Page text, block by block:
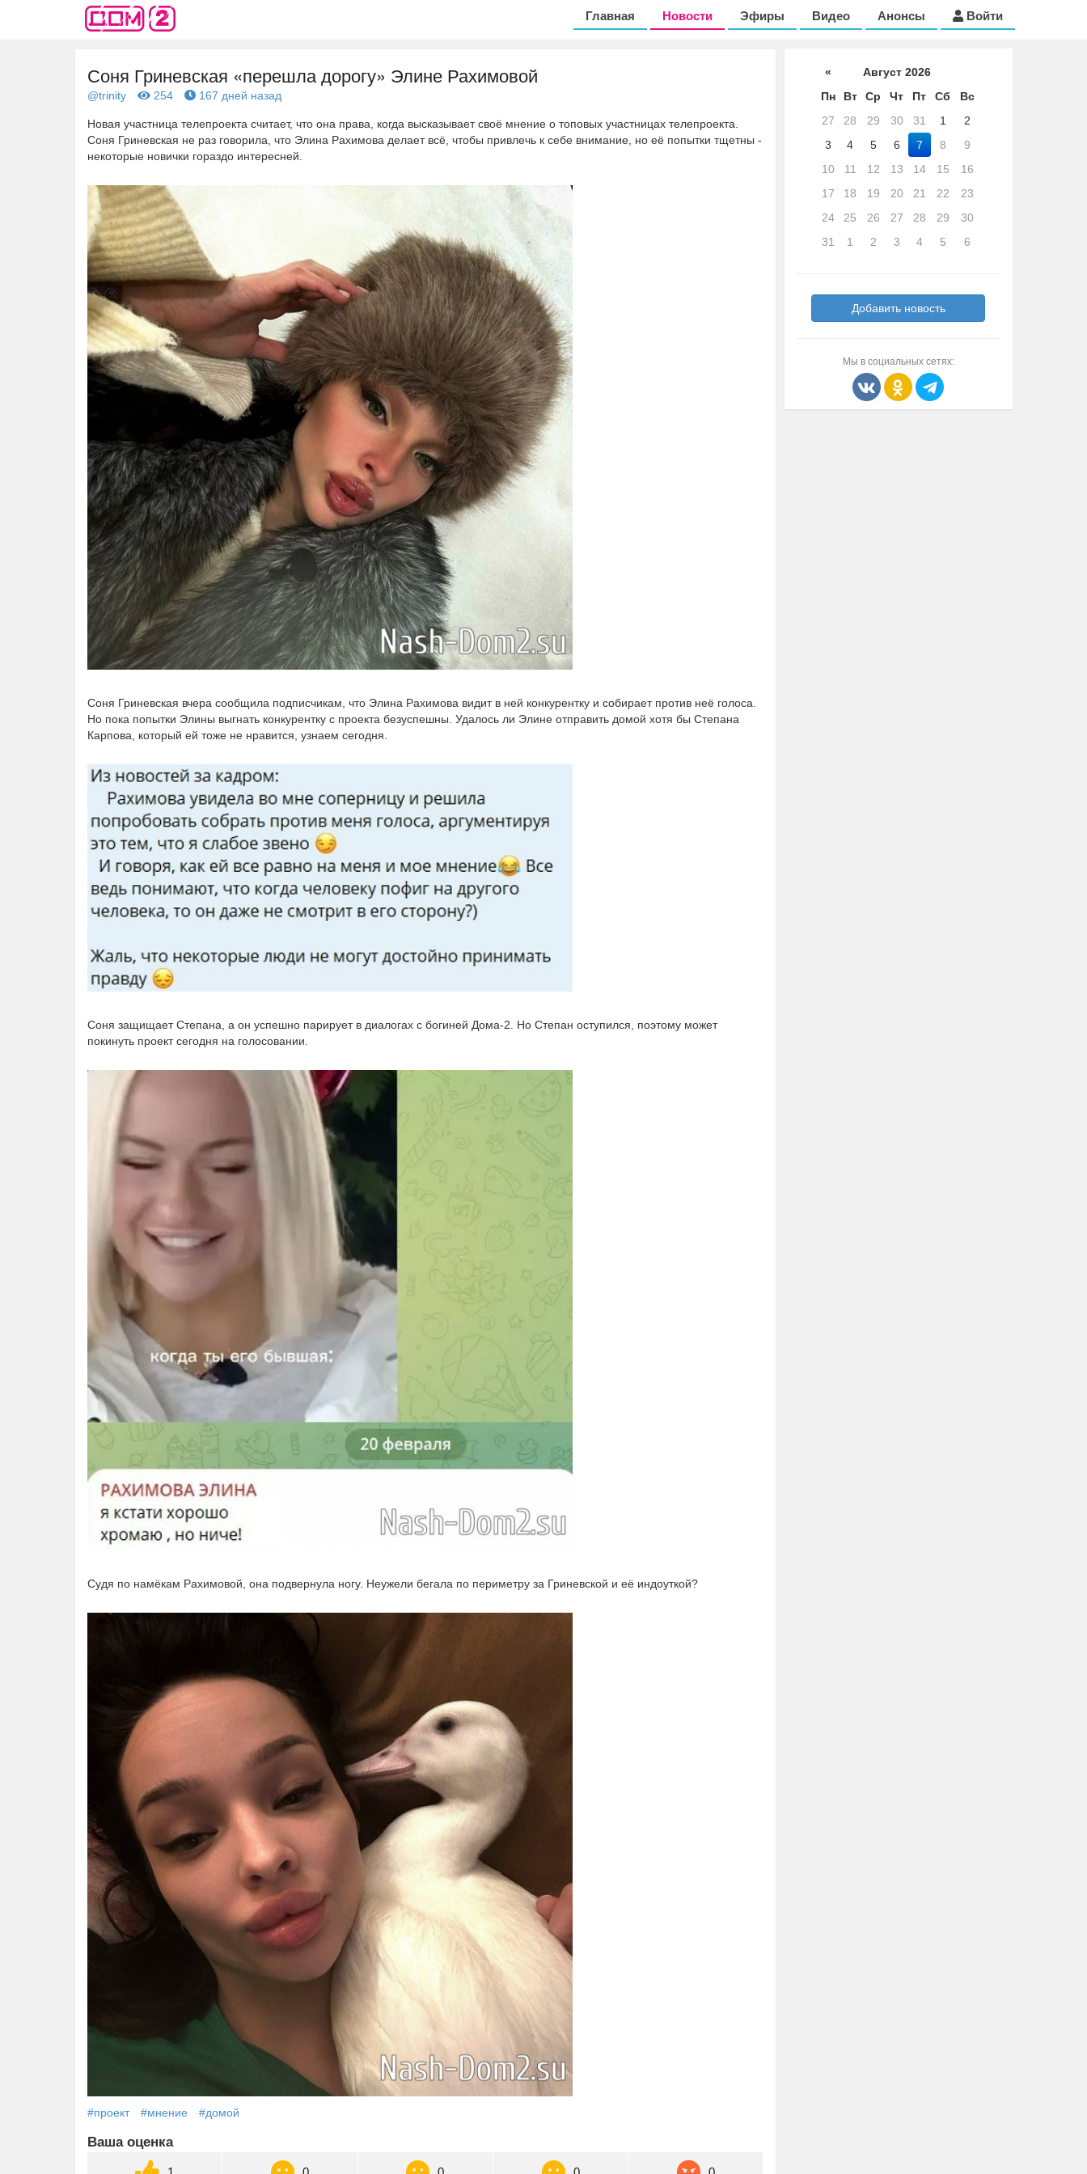
Главная Новости Эфиры Видео Анонсы Войти
Соня Гриневская «перешла дорогу» Элине Рахимовой
@trinity 254 167 дней назад
Новая участница телепроекта считает, что она права, когда высказывает своё мнение о топовых участницах телепроекта.
Соня Гриневская не раз говорила, что Элина Рахимова делает всё, чтобы привлечь к себе внимание, но её попытки тщетны -
некоторые новички гораздо интересней.
Соня Гриневская вчера сообщила подписчикам, что Элина Рахимова видит в ней конкурентку и собирает против неё голоса.
Но пока попытки Элины выгнать конкурентку с проекта безуспешны. Удалось ли Элине отправить домой хотя бы Степана
Карпова, который ей тоже не нравится, узнаем сегодня.
Соня защищает Степана, а он успешно парирует в диалогах с богиней Дома-2. Но Степан оступился, поэтому может
покинуть проект сегодня на голосовании.
Судя по намёкам Рахимовой, она подвернула ногу. Неужели бегала по периметру за Гриневской и её индоуткой?
#проект #мнение #домой
Ваша оценка
«
Август 2026
Пн
Вт Ср Чт Пт Сб
Вс
27
28 29 30 31 1
2
3
4 5 6 7 8
9
10
11 12 13 14 15
16
17
18 19 20 21 22
23
24
25 26 27 28 29
30
31
1 2 3 4 5 6
Добавить новость
Мы в социальных сетях: